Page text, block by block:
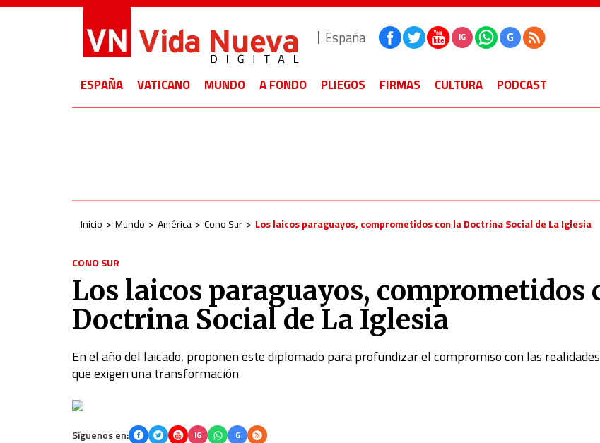
España IG G
ESPAÑA VATICANO MUNDO A FONDO PLIEGOS FIRMAS CULTURA PODCAST
Inicio Mundo América Cono Sur Los laicos paraguayos, comprometidos con la Doctrina Social de La Iglesia
CONO SUR
Los laicos paraguayos, comprometidos
Doctrina Social de La Iglesia
En el año del laicado, proponen este diplomado para profundizar el compromiso con las
que exigen una transformación
Síguenos en: IG G